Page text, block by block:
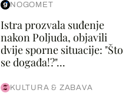
NOGOMET
Istra prozvala suđenje
nakon Poljuda, objavili
dvije sporne situacije: "Što
se događa!?"...
KULTURA & ZABAVA